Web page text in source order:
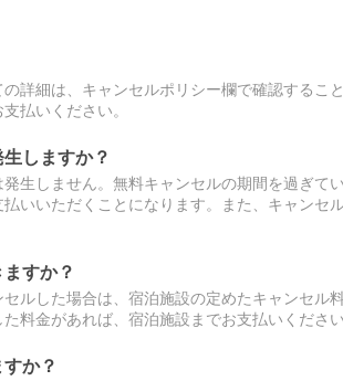
詳細は、キャンセルポリシー欄で確認するこ
払いください。
しますか？
生しません。無料キャンセルの期間を過ぎて
いいただくことになります。また、キャンセ
すか？
ルした場合は、宿泊施設の定めたキャンセル
料金があれば、宿泊施設までお支払いください
か？